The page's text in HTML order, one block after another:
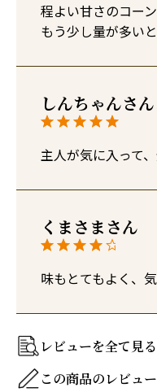
程よい甘さのコー
もう少し量が多い
しんちゃん
主人が気に入って
くまさま
味もとてもよく、
レビューを全て見る
この商品のレビュ